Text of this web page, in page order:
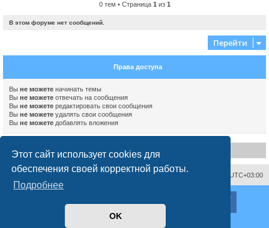
Этот сайт использует cookies для
обеспечения своей корректной работы.
Подробнее
OK
0 тем • Страница 1 из 1
В этом форуме нет сообщений.
Перейти
Права доступа
Вы не можете начинать темы
Вы не можете отвечать на сообщения
Вы не можете редактировать свои сообщения
Вы не можете удалять свои сообщения
Вы не можете добавлять вложения
Disclaimer
UTC+03:00
Связаться с администрацией
® Forum Software © phpBB Limited